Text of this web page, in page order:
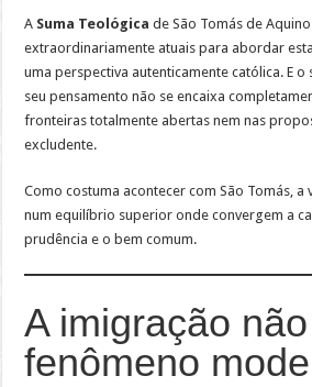
A Suma Teológica de São Tomás de
extraordinariamente atuais para abordar
uma perspectiva autenticamente católica. E
seu pensamento não se encaixa
fronteiras totalmente abertas nem nas
excludente.
Como costuma acontecer com São Tomás,
num equilíbrio superior onde convergem a
prudência e o bem comum.
A imigração
fenômeno